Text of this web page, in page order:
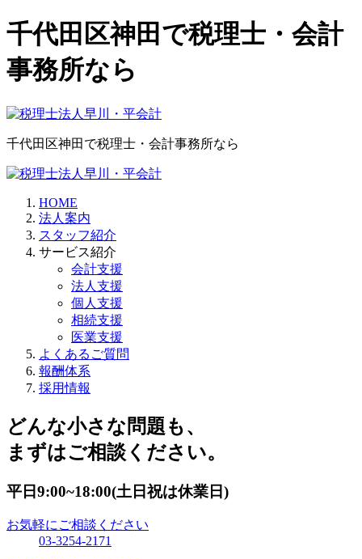
千代田区神田で税理士・会計
事務所なら
千代田区神田で税理士・会計事務所なら
HOME
法人案内
スタッフ紹介
サービス紹介
会計支援
法人支援
個人支援
相続支援
医業支援
よくあるご質問
報酬体系
採用情報
どんな小さな問題も、
まずはご相談ください。
平日9:00~18:00(土日祝は休業日)
お気軽にご相談ください
03-3254-2171